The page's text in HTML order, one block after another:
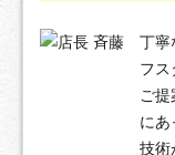
丁寧
フス
ご
にあ
技術